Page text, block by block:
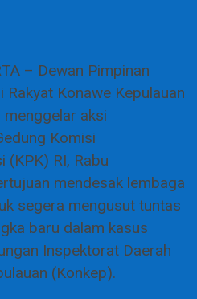
– Dewan Pimpinan
Konawe Kepulauan
menggelar aksi
Komisi
(KPK) RI, Rabu
mendesak lembaga
segera mengusut tuntas
baru dalam kasus
Inspektorat Daerah
(Konkep).